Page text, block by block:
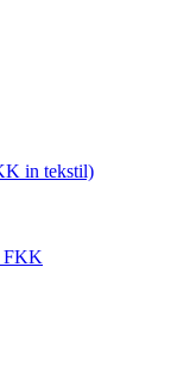
in tekstil)
FKK